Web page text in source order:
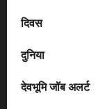
दिवस
दुनिया
देवभूमि जॉब अलर्ट